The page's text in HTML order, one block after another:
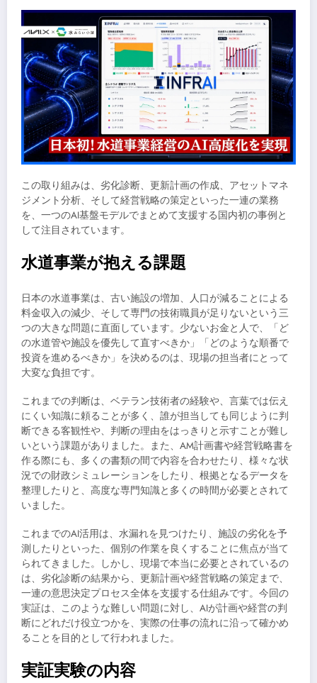
この取り組みは、劣化診断、更新計画の作成、アセットマネ
ジメント分析、そして経営戦略の策定といった一連の業務
を、一つのAI基盤モデルでまとめて支援する国内初の事例と
して注目されています。
水道事業が抱える課題
日本の水道事業は、古い施設の増加、人口が減ることによる
料金収入の減少、そして専門の技術職員が足りないという三
つの大きな問題に直面しています。少ないお金と人で、「ど
の水道管や施設を優先して直すべきか」「どのような順番で
投資を進めるべきか」を決めるのは、現場の担当者にとって
大変な負担です。
これまでの判断は、ベテラン技術者の経験や、言葉では伝え
にくい知識に頼ることが多く、誰が担当しても同じように判
断できる客観性や、判断の理由をはっきりと示すことが難し
いという課題がありました。また、AM計画書や経営戦略書を
作る際にも、多くの書類の間で内容を合わせたり、様々な状
況での財政シミュレーションをしたり、根拠となるデータを
整理したりと、高度な専門知識と多くの時間が必要とされて
いました。
これまでのAI活用は、水漏れを見つけたり、施設の劣化を予
測したりといった、個別の作業を良くすることに焦点が当て
られてきました。しかし、現場で本当に必要とされているの
は、劣化診断の結果から、更新計画や経営戦略の策定まで、
一連の意思決定プロセス全体を支援する仕組みです。今回の
実証は、このような難しい問題に対し、AIが計画や経営の判
断にどれだけ役立つかを、実際の仕事の流れに沿って確かめ
ることを目的として行われました。
実証実験の内容